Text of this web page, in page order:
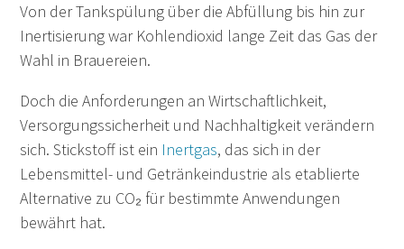
Von der Tankspülung über die Abfüllung bis hin zur
Inertisierung war Kohlendioxid lange Zeit das Gas der
Wahl in Brauereien.
Doch die Anforderungen an Wirtschaftlichkeit,
Versorgungssicherheit und Nachhaltigkeit verändern
sich. Stickstoff ist ein Inertgas, das sich in der
Lebensmittel- und Getränkeindustrie als etablierte
Alternative zu CO₂ für bestimmte Anwendungen
bewährt hat.